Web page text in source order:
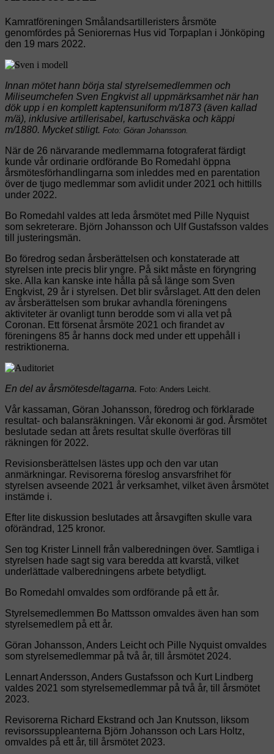
Kamratföreningen Smålandsartilleristers årsmöte
genomfördes på Seniorernas Hus vid Torpaplan i Jönköping
den 19 mars 2022.
Innan mötet hann börja stal styrelsemedlemmen och
Miliseumchefen Sven Engkvist all uppmärksamhet när han
dök upp i en komplett kaptensuniform m/1873 (även kallad
m/ä), inklusive artillerisabel, kartuschväska och käppi
m/1880. Mycket stiligt. Foto: Göran Johansson.
När de 26 närvarande medlemmarna fotograferat färdigt
kunde vår ordinarie ordförande Bo Romedahl öppna
årsmötesförhandlingarna som inleddes med en parentation
över de tjugo medlemmar som avlidit under 2021 och hittills
under 2022.
Bo Romedahl valdes att leda årsmötet med Pille Nyquist
som sekreterare. Björn Johansson och Ulf Gustafsson valdes
till justeringsmän.
Bo föredrog sedan årsberättelsen och konstaterade att
styrelsen inte precis blir yngre. På sikt måste en föryngring
ske. Alla kan kanske inte hålla på så länge som Sven
Engkvist, 29 år i styrelsen. Det blir svårslaget. Att den delen
av årsberättelsen som brukar avhandla föreningens
aktiviteter är ovanligt tunn berodde som vi alla vet på
Coronan. Ett försenat årsmöte 2021 och firandet av
föreningens 85 år hanns dock med under ett uppehåll i
restriktionerna.
En del av årsmötesdeltagarna. Foto: Anders Leicht.
Vår kassaman, Göran Johansson, föredrog och förklarade
resultat- och balansräkningen. Vår ekonomi är god. Årsmötet
beslutade sedan att årets resultat skulle överföras till
räkningen för 2022.
Revisionsberättelsen lästes upp och den var utan
anmärkningar. Revisorerna föreslog ansvarsfrihet för
styrelsen avseende 2021 år verksamhet, vilket även årsmötet
instämde i.
Efter lite diskussion beslutades att årsavgiften skulle vara
oförändrad, 125 kronor.
Sen tog Krister Linnell från valberedningen över. Samtliga i
styrelsen hade sagt sig vara beredda att kvarstå, vilket
underlättade valberedningens arbete betydligt.
Bo Romedahl omvaldes som ordförande på ett år.
Styrelsemedlemmen Bo Mattsson omvaldes även han som
styrelsemedlem på ett år.
Göran Johansson, Anders Leicht och Pille Nyquist omvaldes
som styrelsemedlemmar på två år, till årsmötet 2024.
Lennart Andersson, Anders Gustafsson och Kurt Lindberg
valdes 2021 som styrelsemedlemmar på två år, till årsmötet
2023.
Revisorerna Richard Ekstrand och Jan Knutsson, liksom
revisorssuppleanterna Björn Johansson och Lars Holtz,
omvaldes på ett år, till årsmötet 2023.